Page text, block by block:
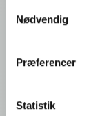
Nødvendig
Præferencer
Statistik
info@frigodan.dk